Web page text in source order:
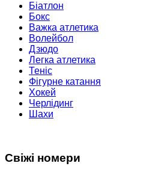
Біатлон
Бокс
Важка атлетика
Волейбол
Дзюдо
Легка атлетика
Теніс
Фігурне катання
Хокей
Черлідинг
Шахи
Свіжі номери